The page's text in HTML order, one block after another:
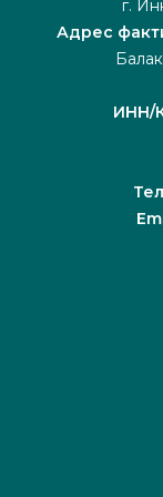
г.
Адрес
ИНН/